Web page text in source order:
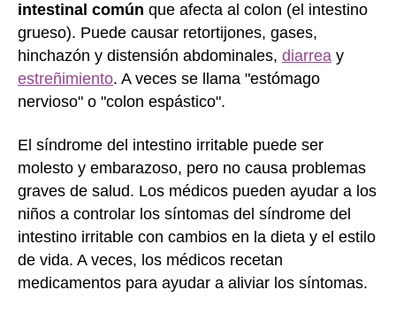
intestinal común que afecta al colon (el intestino
grueso). Puede causar retortijones, gases,
hinchazón y distensión abdominales, diarrea y
estreñimiento. A veces se llama "estómago
nervioso" o "colon espástico".
El síndrome del intestino irritable puede ser
molesto y embarazoso, pero no causa problemas
graves de salud. Los médicos pueden ayudar a los
niños a controlar los síntomas del síndrome del
intestino irritable con cambios en la dieta y el estilo
de vida. A veces, los médicos recetan
medicamentos para ayudar a aliviar los síntomas.